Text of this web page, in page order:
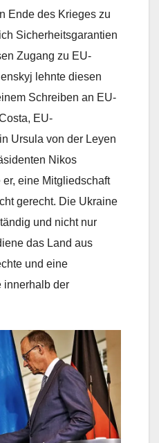
Ende des Krieges zu
Sicherheitsgarantien
Zugang zu EU-
lehnte diesen
Schreiben an EU-
EU-
Ursula von der Leyen
Nikos
eine Mitgliedschaft
gerecht. Die Ukraine
und nicht nur
das Land aus
und eine
innerhalb der